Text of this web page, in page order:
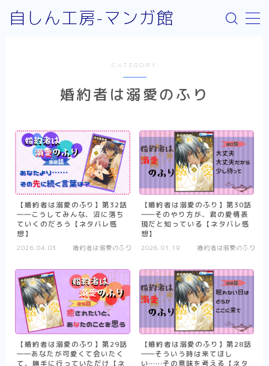
自しん工房-マンガ館
取り扱いジャンルについて
リンク：外部サイト
お知らせ
少年漫画
Helck（comic）
SPY×FAMILY
不徳のギルド
異剣戦記ヴェルンディオ
ひねくれ騎士とふわふわ姫様
その他
CATEGORY
婚約者は溺愛のふり
【婚約者は溺愛のふり】第32話
――こうしてみんな、沼に落ち
ていくのだろう【ネタバレ感
想】
2026.04.03 婚約者は溺愛のふり
【婚約者は溺愛のふり】第30話
――そのやり方が、君の愛情表
現だと知っている【ネタバレ感
想】
2026.01.19 婚約者は溺愛のふり
【婚約者は溺愛のふり】第29話
――あなたが可愛くて会いたく
て、勝手に行っていただけ【ネ
【婚約者は溺愛のふり】第28話
――そういう時は来てほし
い……その意味を考える【ネタ